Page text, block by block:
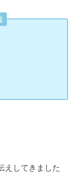
えしてきました